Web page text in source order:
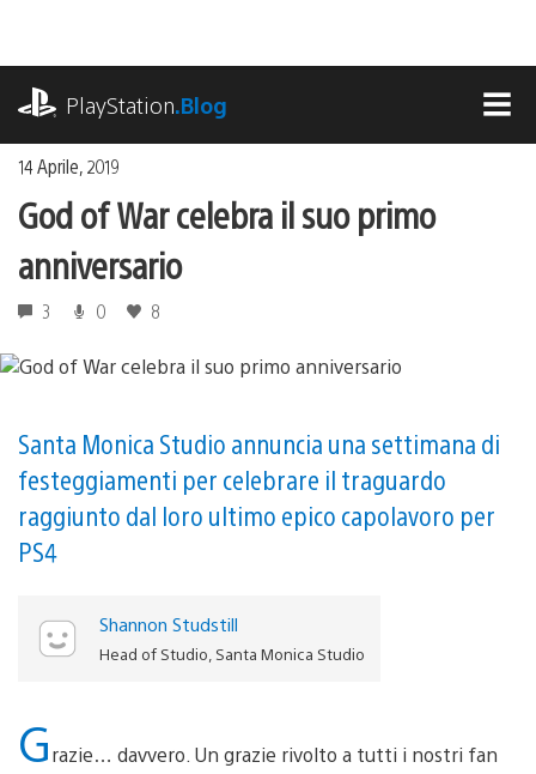
contenuto
PlayStation.Blog
14 Aprile, 2019
God of War celebra il suo primo
anniversario
3 0 8
Santa Monica Studio annuncia una settimana di
festeggiamenti per celebrare il traguardo
raggiunto dal loro ultimo epico capolavoro per
PS4
Shannon Studstill
Head of Studio, Santa Monica Studio
Grazie… davvero. Un grazie rivolto a tutti i nostri fan